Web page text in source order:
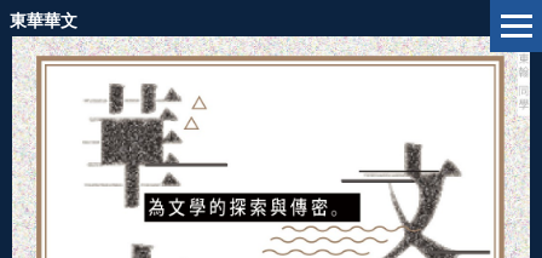
跳
到
主
要
內
容
區
東華華文